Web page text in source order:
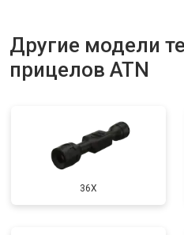
Другие модели
прицелов ATN
36X